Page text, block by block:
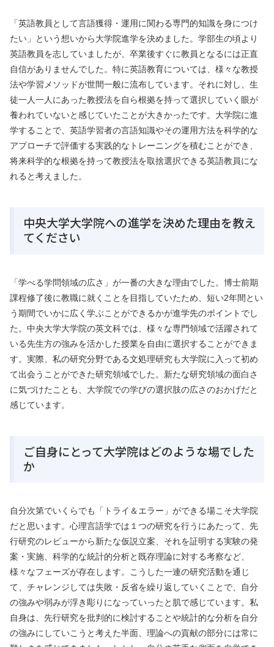
「英語教員として言語獲得・運用に関わる専門的知識を身につけ
たい」という想いから大学院進学を決めました。学部生の頃より
英語教員を志していましたが、卒業後すぐに教員となるには正直
自信がありませんでした。特に英語教育については、様々な教授
法や学習メソッドが世間一般に流布しています。それに対し、生
徒一人一人にあった教授法を自ら根拠を持って選択していく眼が
養われていないと感じていたことが大きかったです。大学院に進
学することで、英語学習者の言語知識やその運用方法を科学的な
アプローチで評価する実践的なトレーニングを積むことができ、
将来科学的な根拠を持って教授法を取捨選択できる英語教員にな
れると考えました。
中央大学大学院への進学を決めた理由を教え
てください
「学べる学問領域の広さ」が一番の大きな理由でした。 博士前期
課程修了後に教職に就くことを目指していたため、短い2年間とい
う期間でいかに広く学ぶことができるかが進学先のポイントでし
た。中央大学大学院の英文科では、様々な専門領域で活躍されて
いる先生方の強みを活かした授業を自由に選択することができま
す。実際、私の研究分野である文処理研究も大学院に入って初め
て出会うことができた研究領域でした。新たな研究領域の面白さ
に気づけたことも、大学院での学びの選択肢の広さのおかげだと
感じています。
ご自身にとって大学院はどのような場でした
か
自分次第でいくらでも「トライ＆エラー」ができる場こそ大学院
だと思います。心理言語学では１つの研究を行うにあたって、先
行研究のレビューから新たな仮説立案、それを証明する実験の発
案・実施、科学的な統計的分析と既存理論に対する考察など、
様々なフェーズが存在します。こうした一連の研究活動を通じ
て、チャレンジしては失敗・反省を繰り返していくことで、自分
の強みや弱みが浮き彫りになっていったと肌で感じています。私
自身は、先行研究を批判的に検討することや統計的な分析を自分
の強みにしていこうと考えた半面、理論への貢献の部分には常に